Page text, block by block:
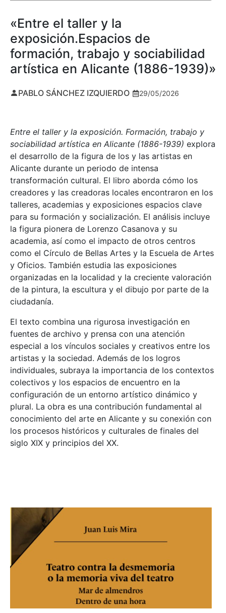
«Entre el taller y la
exposición.Espacios de
formación, trabajo y sociabilidad
artística en Alicante (1886-1939)»
PABLO SÁNCHEZ IZQUIERDO 29/05/2026
Entre el taller y la exposición. Formación, trabajo y
sociabilidad artística en Alicante (1886-1939) explora
el desarrollo de la figura de los y las artistas en
Alicante durante un periodo de intensa
transformación cultural. El libro aborda cómo los
creadores y las creadoras locales encontraron en los
talleres, academias y exposiciones espacios clave
para su formación y socialización. El análisis incluye
la figura pionera de Lorenzo Casanova y su
academia, así como el impacto de otros centros
como el Círculo de Bellas Artes y la Escuela de Artes
y Oficios. También estudia las exposiciones
organizadas en la localidad y la creciente valoración
de la pintura, la escultura y el dibujo por parte de la
ciudadanía.
El texto combina una rigurosa investigación en
fuentes de archivo y prensa con una atención
especial a los vínculos sociales y creativos entre los
artistas y la sociedad. Además de los logros
individuales, subraya la importancia de los contextos
colectivos y los espacios de encuentro en la
configuración de un entorno artístico dinámico y
plural. La obra es una contribución fundamental al
conocimiento del arte en Alicante y su conexión con
los procesos históricos y culturales de finales del
siglo XIX y principios del XX.